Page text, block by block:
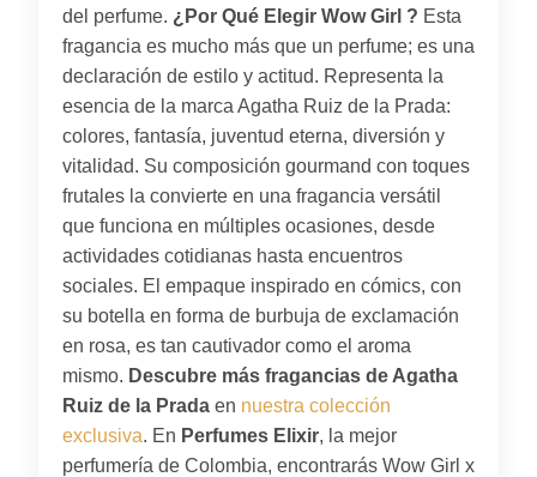
del perfume. ¿Por Qué Elegir Wow Girl ? Esta
fragancia es mucho más que un perfume; es una
declaración de estilo y actitud. Representa la
esencia de la marca Agatha Ruiz de la Prada:
colores, fantasía, juventud eterna, diversión y
vitalidad. Su composición gourmand con toques
frutales la convierte en una fragancia versátil
que funciona en múltiples ocasiones, desde
actividades cotidianas hasta encuentros
sociales. El empaque inspirado en cómics, con
su botella en forma de burbuja de exclamación
en rosa, es tan cautivador como el aroma
mismo. Descubre más fragancias de Agatha
Ruiz de la Prada en nuestra colección
exclusiva. En Perfumes Elixir, la mejor
perfumería de Colombia, encontrarás Wow Girl x